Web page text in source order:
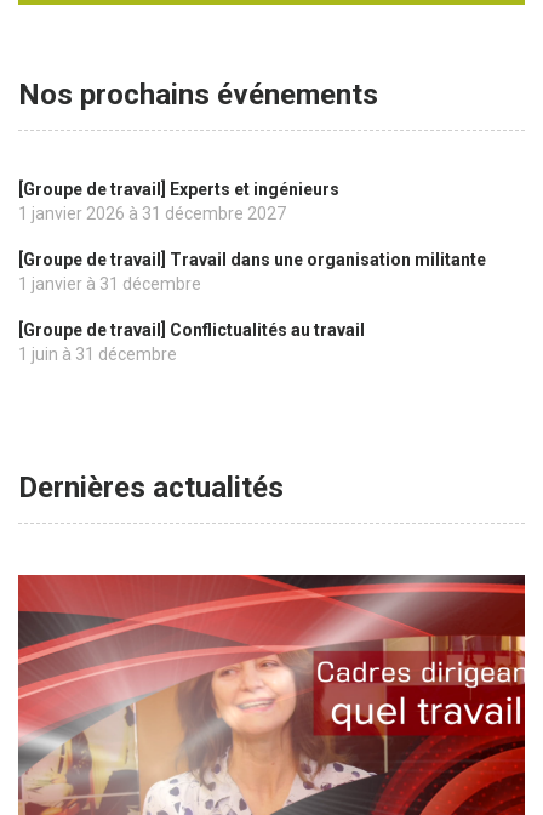
le séminaire
Nos prochains événements
[Groupe de travail] Experts et ingénieurs
1 janvier 2026 à 31 décembre 2027
[Groupe de travail] Travail dans une organisation militante
1 janvier à 31 décembre
[Groupe de travail] Conflictualités au travail
1 juin à 31 décembre
Dernières actualités